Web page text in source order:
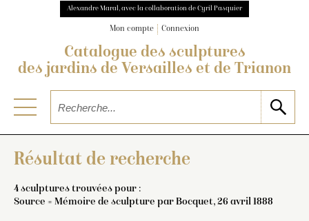
Alexandre Maral, avec la collaboration de Cyril Pasquier
Mon compte Connexion
Catalogue des sculptures
des jardins de Versailles et de Trianon
Résultat de recherche
4 sculptures trouvées pour :
Source = Mémoire de sculpture par Bocquet, 26 avril 1888